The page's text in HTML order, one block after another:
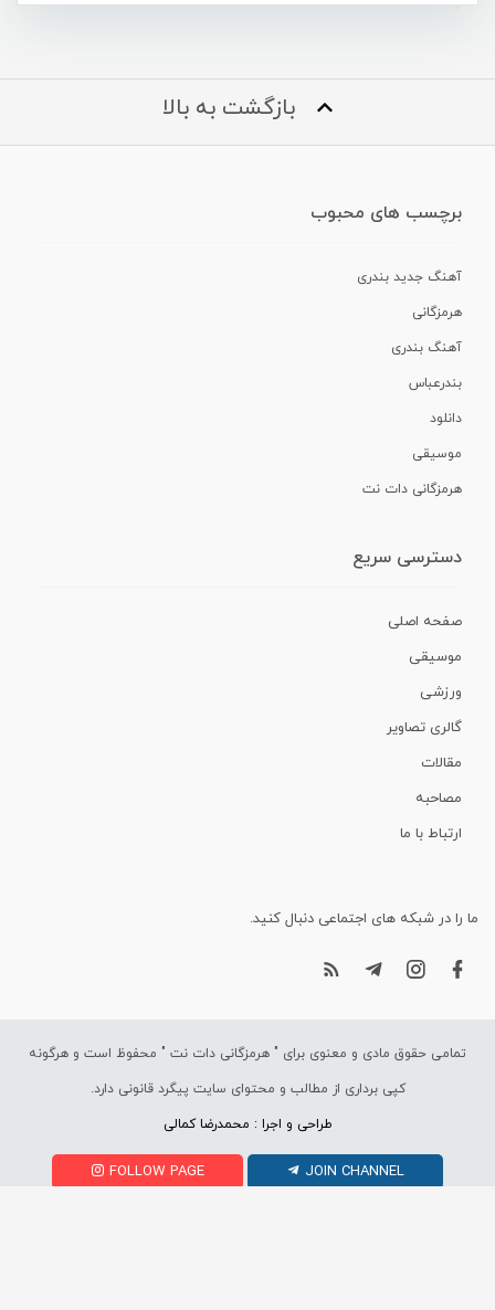
بازگشت به بالا
برچسب های محبوب
آهنگ جدید بندری
هرمزگانی
آهنگ بندری
بندرعباس
دانلود
موسیقی
هرمزگانی دات نت
دسترسی سریع
صفحه اصلی
موسیقی
ورزشی
گالری تصاویر
مقالات
مصاحبه
ارتباط با ما
ما را در شبکه های اجتماعی دنبال کنید.
تمامی حقوق مادی و معنوی برای " هرمزگانی دات نت " محفوظ است و هرگونه
کپی برداری از مطالب و محتوای سایت پیگرد قانونی دارد.
طراحی و اجرا : محمدرضا کمالی
FOLLOW PAGE JOIN CHANNEL